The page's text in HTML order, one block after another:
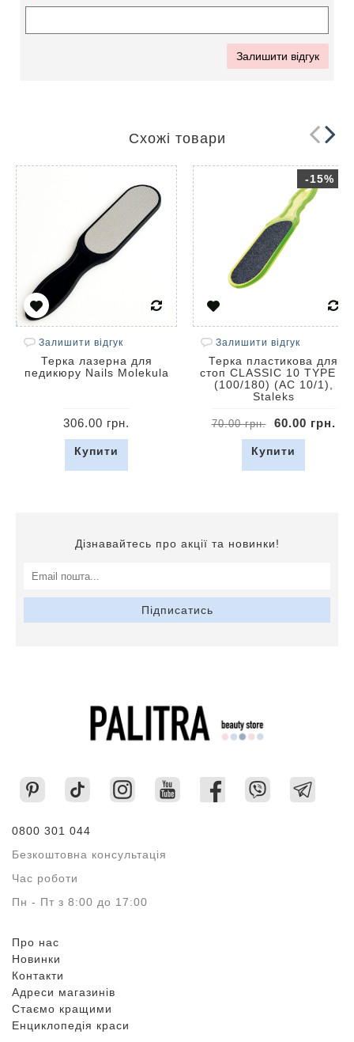
Залишити відгук
Схожі товари
Залишити відгук
Терка лазерна для
педикюру Nails Molekula
306.00 грн.
Купити
-15%
Залишити відгук
Терка пластикова для
стоп CLASSIC 10 TYPE 1
(100/180) (AC 10/1),
Staleks
70.00 грн. 60.00 грн.
Купити
Дізнавайтесь про акції та новинки!
Підписатись
0800 301 044
Безкоштовна консультація
Час роботи
Пн - Пт з 8:00 до 17:00
Про нас
Новинки
Контакти
Адреси магазинів
Стаємо кращими
Енциклопедія краси